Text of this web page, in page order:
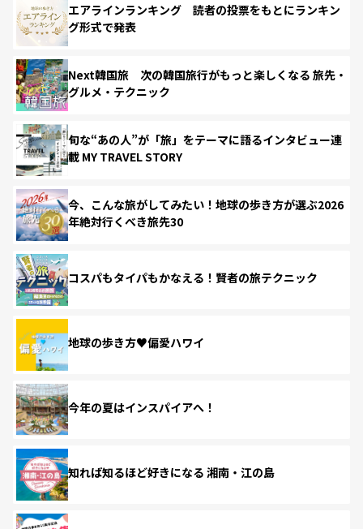
エアラインランキング 読者の投票をもとにランキン
グ形式で発表
Next韓国旅 次の韓国旅行がもっと楽しくなる 旅先・
グルメ・テクニック
旬な“あの人”が「旅」をテーマに語るインタビュー連
載 MY TRAVEL STORY
今、こんな旅がしてみたい！地球の歩き方が選ぶ2026
年絶対行くべき旅先30
コスパもタイパもかなえる！賢者の旅テクニック
地球の歩き方♥偏愛ハワイ
今年の夏はインスパイアへ！
知れば知るほど好きになる 湘南・江の島